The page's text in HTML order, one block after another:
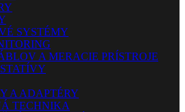
SYSTÉMY
A MERACIE PRÍSTROJE
A ADAPTÉRY
TECHNIKA